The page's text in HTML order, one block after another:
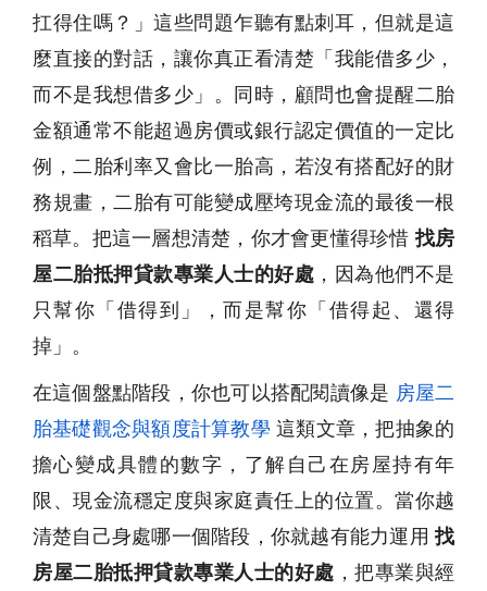
扛得住嗎？」這些問題乍聽有點刺耳，但就是這
麼直接的對話，讓你真正看清楚「我能借多少，
而不是我想借多少」。同時，顧問也會提醒二胎
金額通常不能超過房價或銀行認定價值的一定比
例，二胎利率又會比一胎高，若沒有搭配好的財
務規畫，二胎有可能變成壓垮現金流的最後一根
稻草。把這一層想清楚，你才會更懂得珍惜找房
屋二胎抵押貸款專業人士的好處 ，因為他們不是
只幫你「借得到」，而是幫你「借得起、還得
掉」。
在這個盤點階段，你也可以搭配閱讀像是 房屋二
胎基礎觀念與額度計算教學 這類文章，把抽象的
擔心變成具體的數字，了解自己在房屋持有年
限、現金流穩定度與家庭責任上的位置。當你越
清楚自己身處哪一個階段，你就越有能力運用找
房屋二胎抵押貸款專業人士的好處 ，把專業與經